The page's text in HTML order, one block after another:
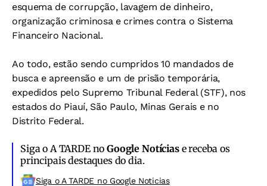
esquema de corrupção, lavagem de dinheiro,
organização criminosa e crimes contra o Sistema
Financeiro Nacional.
Ao todo, estão sendo cumpridos 10 mandados de
busca e apreensão e um de prisão temporária,
expedidos pelo Supremo Tribunal Federal (STF), nos
estados do Piauí, São Paulo, Minas Gerais e no
Distrito Federal.
Siga o A TARDE noGoogle Notíciase receba os
principais destaques do dia.
Siga o A TARDE no Google Noticias